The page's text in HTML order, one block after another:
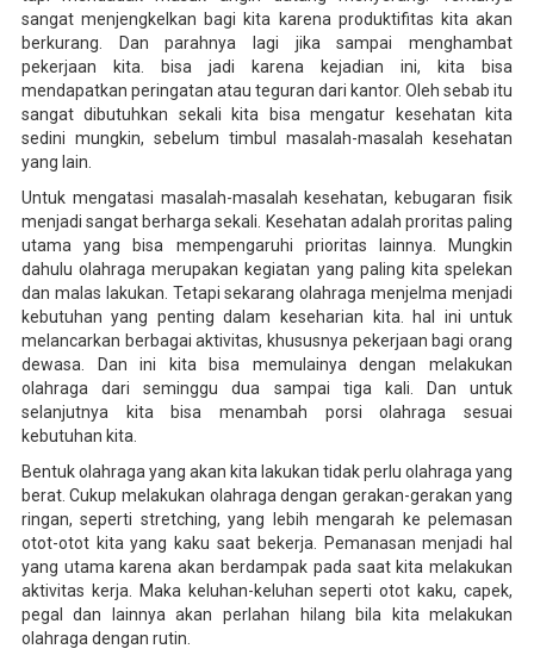
sangat menjengkelkan bagi kita karena produktifitas kita akan
berkurang. Dan parahnya lagi jika sampai menghambat
pekerjaan kita. bisa jadi karena kejadian ini, kita bisa
mendapatkan peringatan atau teguran dari kantor. Oleh sebab itu
sangat dibutuhkan sekali kita bisa mengatur kesehatan kita
sedini mungkin, sebelum timbul masalah-masalah kesehatan
yang lain.
Untuk mengatasi masalah-masalah kesehatan, kebugaran fisik
menjadi sangat berharga sekali. Kesehatan adalah proritas paling
utama yang bisa mempengaruhi prioritas lainnya. Mungkin
dahulu olahraga merupakan kegiatan yang paling kita spelekan
dan malas lakukan. Tetapi sekarang olahraga menjelma menjadi
kebutuhan yang penting dalam keseharian kita. hal ini untuk
melancarkan berbagai aktivitas, khususnya pekerjaan bagi orang
dewasa. Dan ini kita bisa memulainya dengan melakukan
olahraga dari seminggu dua sampai tiga kali. Dan untuk
selanjutnya kita bisa menambah porsi olahraga sesuai
kebutuhan kita.
Bentuk olahraga yang akan kita lakukan tidak perlu olahraga yang
berat. Cukup melakukan olahraga dengan gerakan-gerakan yang
ringan, seperti stretching, yang lebih mengarah ke pelemasan
otot-otot kita yang kaku saat bekerja. Pemanasan menjadi hal
yang utama karena akan berdampak pada saat kita melakukan
aktivitas kerja. Maka keluhan-keluhan seperti otot kaku, capek,
pegal dan lainnya akan perlahan hilang bila kita melakukan
olahraga dengan rutin.